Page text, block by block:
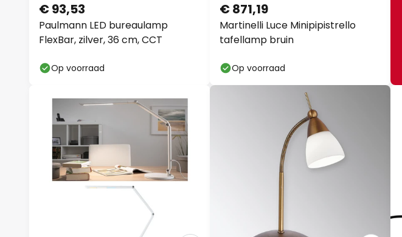
Paulmann LED bureaulamp
FlexBar, zilver, 36 cm, CCT
€ 93,53
Op voorraad
Martinelli Luce Minipipistrello
tafellamp bruin
€ 871,19
Op voorraad